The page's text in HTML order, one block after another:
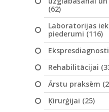
(62)
Laboratorijas
piederumi (116)
Rehabilitācijai
Ārstu praksēm
Ķirurģijai (25)